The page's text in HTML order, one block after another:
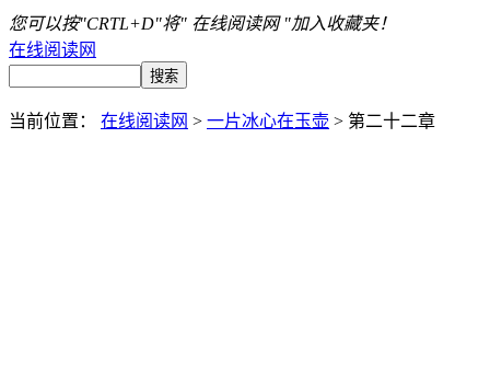
您可以按"CRTL+D"将" 在线阅读网 "加入收藏夹！
在线阅读网
当前位置： 在线阅读网 > 一片冰心在玉壶 > 第二十二章